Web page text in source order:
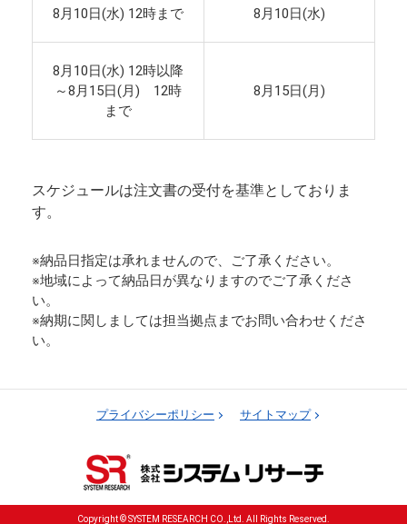
8月10日(水) 12時まで 8月10日(水)
8月10日(水) 12時以降
～8月15日(月) 12時
まで
8月15日(月)
スケジュールは注文書の受付を基準としておりま
す。
※納品日指定は承れませんので、ご了承ください。
※地域によって納品日が異なりますのでご了承くださ
い。
※納期に関しましては担当拠点までお問い合わせくださ
い。
プライバシーポリシー サイトマップ
Copyright © SYSTEM RESEARCH CO.,Ltd. All Rights Reserved.